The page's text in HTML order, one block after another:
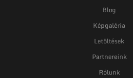
Blog
Képgaléria
Letöltések
Partnereink
Rólunk